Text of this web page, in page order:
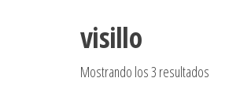
visillo
Mostrando los 3 resultados